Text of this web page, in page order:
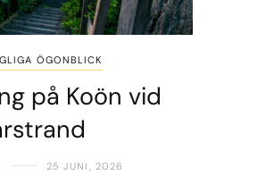
ÖGONBLICK
på Koön vid
25 JUNI, 2026